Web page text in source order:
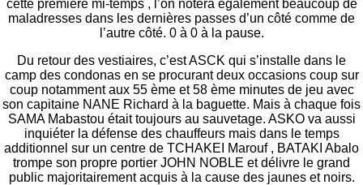
cette première mi-temps , l’on notera également beaucoup de
maladresses dans les dernières passes d’un côté comme de
l’autre côté. 0 à 0 à la pause.
Du retour des vestiaires, c’est ASCK qui s’installe dans le
camp des condonas en se procurant deux occasions coup sur
coup notamment aux 55 ème et 58 ème minutes de jeu avec
son capitaine NANE Richard à la baguette. Mais à chaque fois
SAMA Mabastou était toujours au sauvetage. ASKO va aussi
inquiéter la défense des chauffeurs mais dans le temps
additionnel sur un centre de TCHAKEI Marouf , BATAKI Abalo
trompe son propre portier JOHN NOBLE et délivre le grand
public majoritairement acquis à la cause des jaunes et noirs.